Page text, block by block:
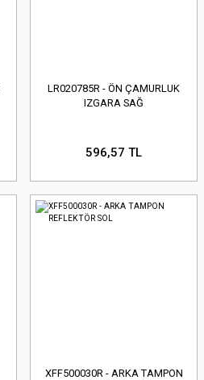
LR020785R - ÖN ÇAMURLUK
IZGARA SAĞ
596,57 TL
XFF500030R - ARKA TAMPON